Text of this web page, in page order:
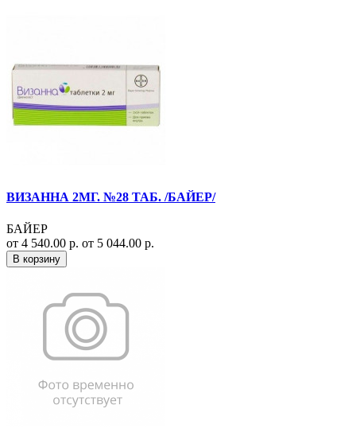
ВИЗАННА 2МГ. №28 ТАБ. /БАЙЕР/
БАЙЕР
от 4 540.00 р. от 5 044.00 р.
В корзину